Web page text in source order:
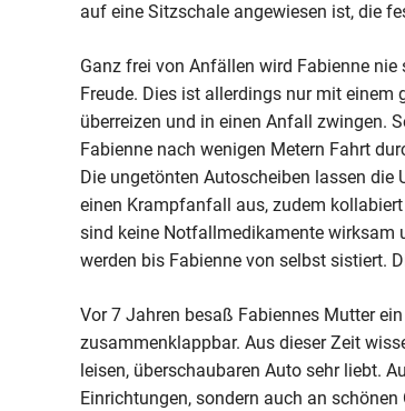
auf eine Sitzschale angewiesen ist, die
Ganz frei von Anfällen wird Fabienne
Freude. Dies ist allerdings nur mit
überreizen und in einen Anfall zwingen.
Fabienne nach wenigen Metern Fahrt
Die ungetönten Autoscheiben lassen die
einen Krampfanfall aus, zudem
sind keine Notfallmedikamente wirksam
werden bis Fabienne von selbst sistiert.
Vor 7 Jahren besaß Fabiennes Mutter
zusammenklappbar. Aus dieser Zeit
leisen, überschaubaren Auto sehr liebt.
Einrichtungen, sondern auch an